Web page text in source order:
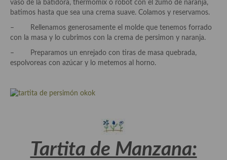
Cocina del Pacifico
Cocina filipina
Cocina de Madagascar
Cocina Sefardí
vaso de la batidora, thermomix o robot con el zumo de naranja,
batimos hasta que sea una crema suave. Colamos y reservamos.
– Rellenamos generosamente el molde que tenemos forrado
con la masa y lo cubrimos con la crema de persimon y naranja.
– Preparamos un enrejado con tiras de masa quebrada,
espolvoreas con azúcar y lo metemos al horno.
Tartita de Manzana: